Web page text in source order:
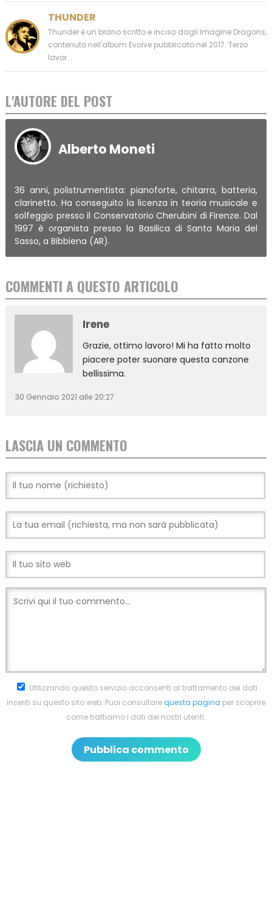
THUNDER
Thunder è un brano scritto e inciso dagli Imagine Dragons,
contenuto nell'album Evolve pubblicato nel 2017. Terzo
lavor...
L'AUTORE DEL POST
Alberto Moneti
36 anni, polistrumentista: pianoforte, chitarra, batteria,
clarinetto. Ha conseguito la licenza in teoria musicale e
solfeggio presso il Conservatorio Cherubini di Firenze. Dal
1997 è organista presso la Basilica di Santa Maria del
Sasso, a Bibbiena (AR).
COMMENTI A QUESTO ARTICOLO
Irene
Grazie, ottimo lavoro! Mi ha fatto molto
piacere poter suonare questa canzone
bellissima.
30 Gennaio 2021 alle 20:27
LASCIA UN COMMENTO
Utilizzando questo servizio acconsenti al trattamento dei dati
inseriti su questo sito web. Puoi consultarequesta pagina per scoprire
come trattiamo i dati dei nostri utenti.